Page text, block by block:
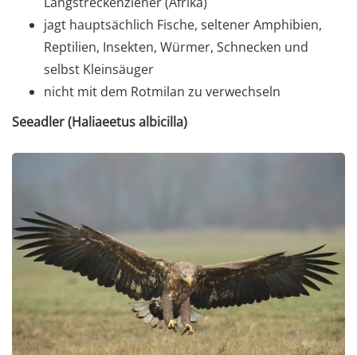
jagt hauptsächlich Fische, seltener Amphibien,
Reptilien, Insekten, Würmer, Schnecken und
selbst Kleinsäuger
nicht mit dem Rotmilan zu verwechseln
Seeadler (Haliaeetus albicilla)